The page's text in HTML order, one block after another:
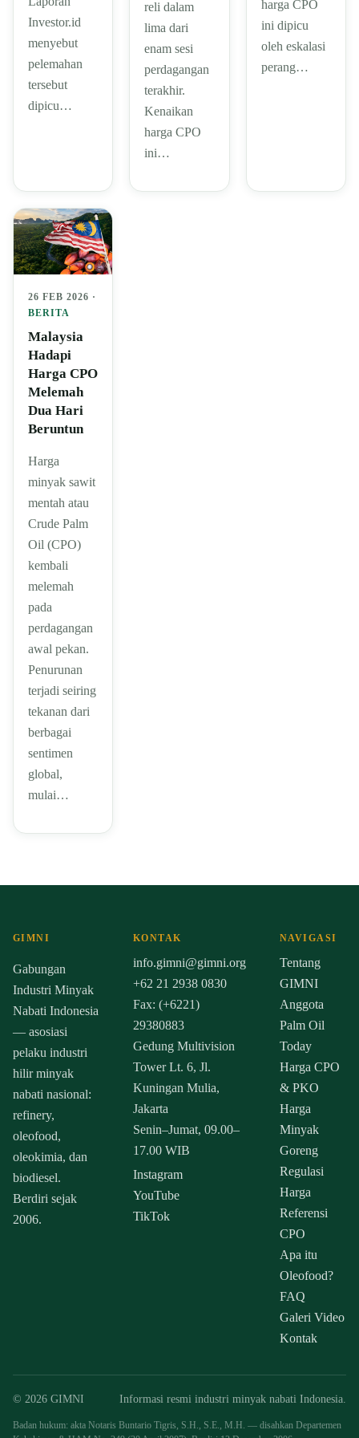
Investor.id
menyebut
pelemahan
tersebut
dipicu…
reli dalam
lima dari
enam sesi
perdagangan
terakhir.
Kenaikan
harga CPO
ini…
harga CPO
ini dipicu
oleh eskalasi
perang…
26 FEB 2026 ·
BERITA
Malaysia
Hadapi
Harga CPO
Melemah
Dua Hari
Beruntun
Harga
minyak sawit
mentah atau
Crude Palm
Oil (CPO)
kembali
melemah
pada
perdagangan
awal pekan.
Penurunan
terjadi seiring
tekanan dari
berbagai
sentimen
global,
mulai…
GIMNI
Gabungan
Industri Minyak
Nabati Indonesia
— asosiasi
pelaku industri
hilir minyak
nabati nasional:
refinery,
oleofood,
oleokimia, dan
biodiesel.
Berdiri sejak
2006.
KONTAK
info.gimni@gimni.org
+62 21 2938 0830
Fax: (+6221)
29380883
Gedung Multivision
Tower Lt. 6, Jl.
Kuningan Mulia,
Jakarta
Senin–Jumat, 09.00–
17.00 WIB
Instagram
YouTube
TikTok
NAVIGASI
Tentang
GIMNI
Anggota
Palm Oil
Today
Harga CPO
& PKO
Harga
Minyak
Goreng
Regulasi
Harga
Referensi
CPO
Apa itu
Oleofood?
FAQ
Galeri Video
Kontak
© 2026 GIMNI Informasi resmi industri minyak nabati Indonesia.
Badan hukum: akta Notaris Buntario Tigris, S.H., S.E., M.H. — disahkan Departemen